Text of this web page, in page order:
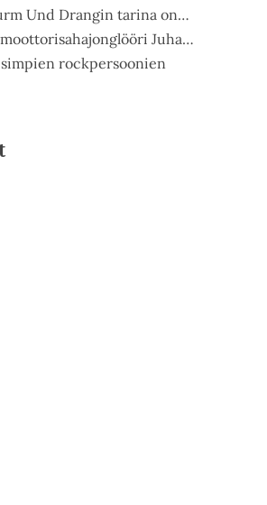
Und Drangin tarina on…
Juha…
rockpersoonien